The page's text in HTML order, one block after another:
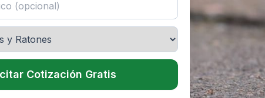
Cotización Gratis